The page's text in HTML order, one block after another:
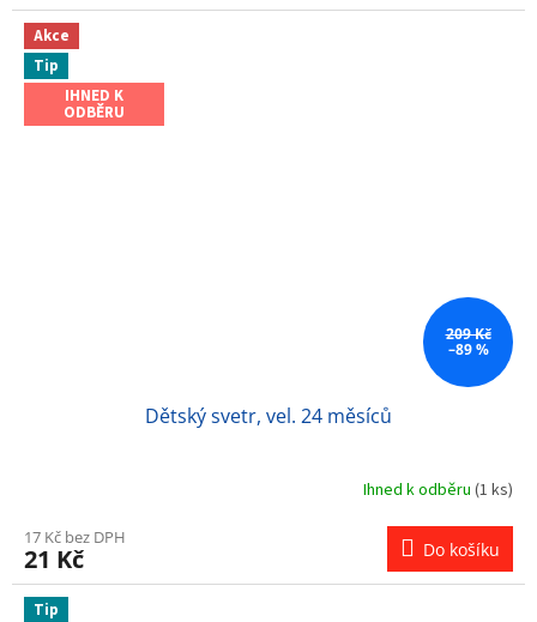
Akce
Tip
IHNED K
ODBĚRU
209 Kč
–89 %
Dětský svetr, vel. 24 měsíců
Ihned k odběru (1 ks)
17 Kč bez DPH
21 Kč Do košíku
Tip